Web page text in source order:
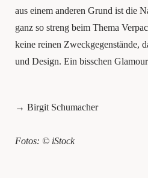
aus einem ande­ren Grund ist die
ganz so streng beim The­ma
kei­ne rei­nen Zweck­ge­gen­stän­de,
und Design. Ein biss­chen
→ Bir­git Schumacher
Fotos: © iStock